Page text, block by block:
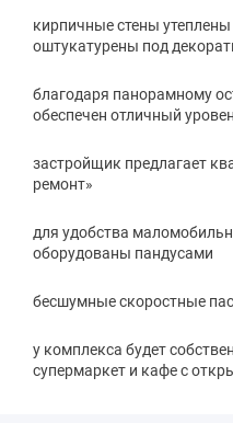
кирпичные стены
оштукатурены под
благодаря панорамному
обеспечен отличный
застройщик предлагает
ремонт»
для удобства
оборудованы пандусами
бесшумные скоростные
у комплекса будет
супермаркет и кафе с